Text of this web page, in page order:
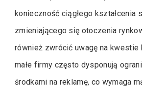
konieczność ciągłego kształcenia
zmieniającego się otoczenia
również zwrócić uwagę na kwestie
małe firmy często dysponują
środkami na reklamę, co wymaga